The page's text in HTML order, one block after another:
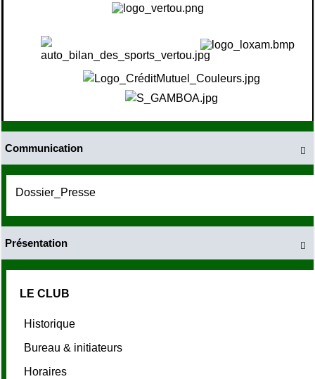

Communication
Dossier_Presse

Présentation
LE CLUB
Historique
Bureau & initiateurs
Horaires